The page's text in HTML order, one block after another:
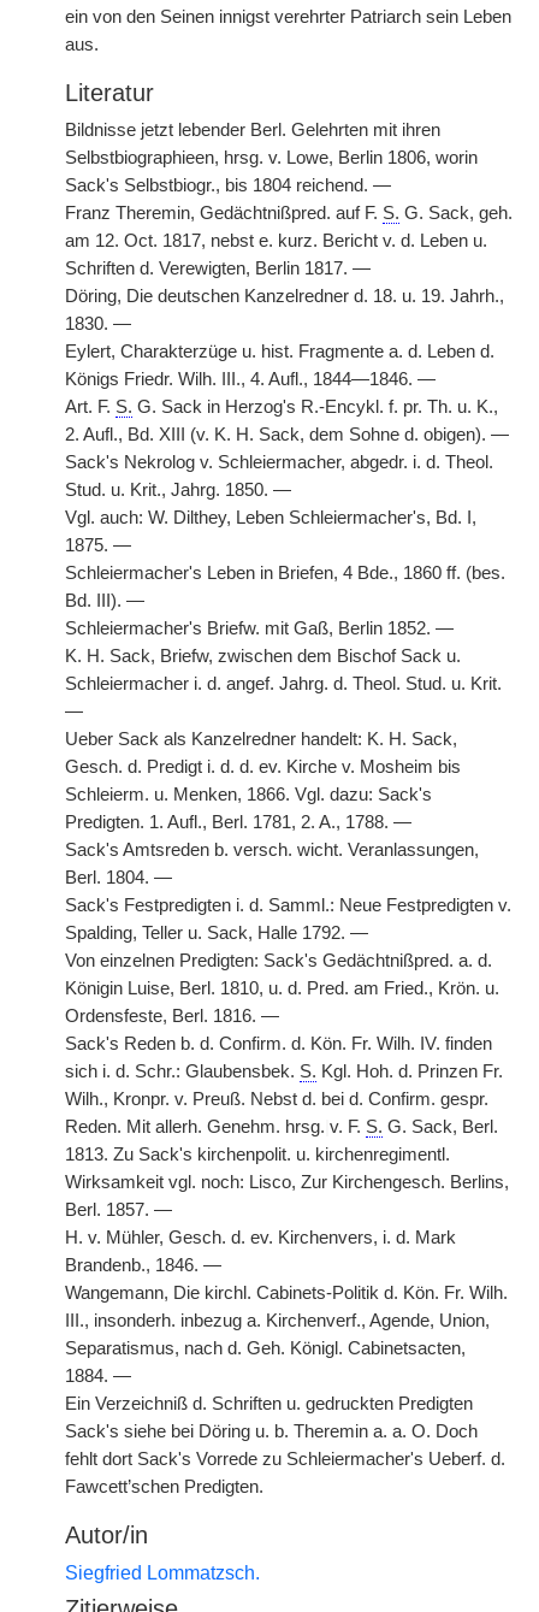
ein von den Seinen innigst verehrter Patriarch sein Leben
aus.
Literatur
Bildnisse jetzt lebender Berl. Gelehrten mit ihren
Selbstbiographieen, hrsg. v. Lowe, Berlin 1806, worin
Sack's Selbstbiogr., bis 1804 reichend. —
Franz Theremin, Gedächtnißpred. auf F. S. G. Sack, geh.
am 12. Oct. 1817, nebst e. kurz. Bericht v. d. Leben u.
Schriften d. Verewigten, Berlin 1817. —
Döring, Die deutschen Kanzelredner d. 18. u. 19. Jahrh.,
1830. —
Eylert, Charakterzüge u. hist. Fragmente a. d. Leben d.
Königs Friedr. Wilh. III., 4. Aufl., 1844—1846. —
Art. F. S. G. Sack in Herzog's R.-Encykl. f. pr. Th. u. K.,
2. Aufl., Bd. XIII (v. K. H. Sack, dem Sohne d. obigen). —
Sack's Nekrolog v. Schleiermacher, abgedr. i. d. Theol.
Stud. u. Krit., Jahrg. 1850. —
Vgl. auch: W. Dilthey, Leben Schleiermacher's, Bd. I,
1875. —
Schleiermacher's Leben in Briefen, 4 Bde., 1860 ff. (bes.
Bd. III). —
Schleiermacher's Briefw. mit Gaß, Berlin 1852. —
K. H. Sack, Briefw, zwischen dem Bischof Sack u.
Schleiermacher i. d. angef. Jahrg. d. Theol. Stud. u. Krit.
—
Ueber Sack als Kanzelredner handelt: K. H. Sack,
Gesch. d. Predigt i. d. d. ev. Kirche v. Mosheim bis
Schleierm. u. Menken, 1866. Vgl. dazu: Sack's
Predigten. 1. Aufl., Berl. 1781, 2. A., 1788. —
Sack's Amtsreden b. versch. wicht. Veranlassungen,
Berl. 1804. —
Sack's Festpredigten i. d. Samml.: Neue Festpredigten v.
Spalding, Teller u. Sack, Halle 1792. —
Von einzelnen Predigten: Sack's Gedächtnißpred. a. d.
Königin Luise, Berl. 1810, u. d. Pred. am Fried., Krön. u.
Ordensfeste, Berl. 1816. —
Sack's Reden b. d. Confirm. d. Kön. Fr. Wilh. IV. finden
sich i. d. Schr.: Glaubensbek. S. Kgl. Hoh. d. Prinzen Fr.
Wilh., Kronpr. v. Preuß. Nebst d. bei d. Confirm. gespr.
Reden. Mit allerh. Genehm. hrsg. v. F. S. G. Sack, Berl.
1813. Zu Sack's kirchenpolit. u. kirchenregimentl.
Wirksamkeit vgl. noch: Lisco, Zur Kirchengesch. Berlins,
Berl. 1857. —
H. v. Mühler, Gesch. d. ev. Kirchenvers, i. d. Mark
Brandenb., 1846. —
Wangemann, Die kirchl. Cabinets-Politik d. Kön. Fr. Wilh.
III., insonderh. inbezug a. Kirchenverf., Agende, Union,
Separatismus, nach d. Geh. Königl. Cabinetsacten,
1884. —
Ein Verzeichniß d. Schriften u. gedruckten Predigten
Sack's siehe bei Döring u. b. Theremin a. a. O. Doch
fehlt dort Sack's Vorrede zu Schleiermacher's Ueberf. d.
Fawcett’schen Predigten.
Autor/in
Siegfried Lommatzsch.